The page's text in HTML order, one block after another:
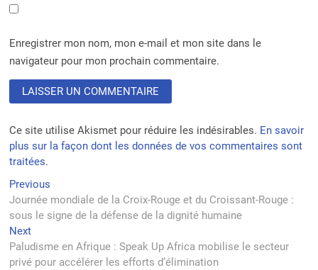
Enregistrer mon nom, mon e-mail et mon site dans le
navigateur pour mon prochain commentaire.
Ce site utilise Akismet pour réduire les indésirables. En savoir
plus sur la façon dont les données de vos commentaires sont
traitées.
Navigation
de
l’article
Previous
post:
Journée mondiale de la Croix-Rouge et du Croissant-Rouge :
sous le signe de la défense de la dignité humaine
NextNext
post:
Paludisme en Afrique : Speak Up Africa mobilise le secteur
privé pour accélérer les efforts d’élimination